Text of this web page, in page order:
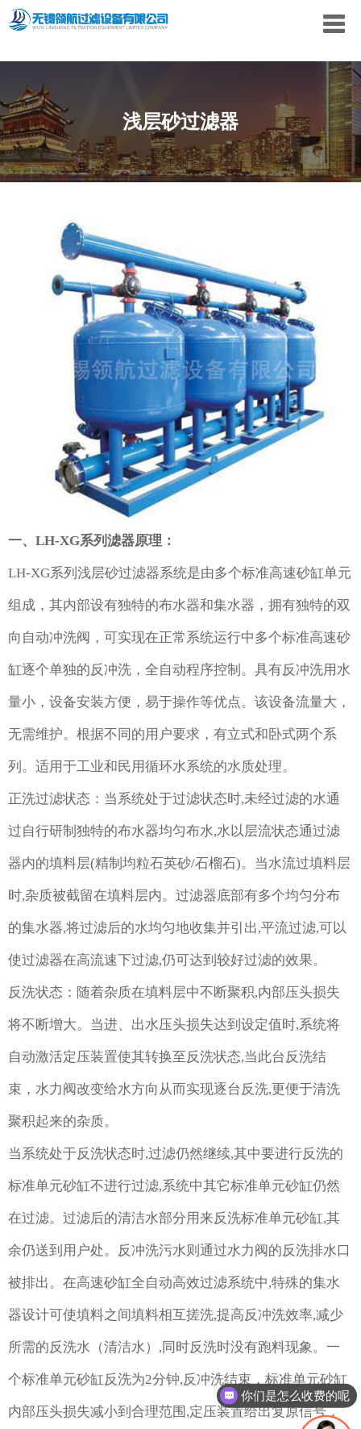
浅层砂过滤器
一、LH-XG系列滤器原理：
LH-XG系列 浅层砂过滤器系统是由多个标准高速砂缸单元
组成，其内部设有独特的布水器和集水器，拥有独特的双
向自动冲洗阀，可实现在正常系统运行中多个标准高速砂
缸逐个单独的反冲洗，全自动程序控制。具有反冲洗用水
量小，设备安装方便，易于操作等优点。该设备流量大，
无需维护。根据不同的用户要求，有立式和卧式两个系
列。适用于工业和民用循环水系统的水质处理。
正洗过滤状态：当系统处于过滤状态时,未经过滤的水通
过自行研制独特的布水器均匀布水,水以层流状态通过滤
器内的填料层(精制均粒石英砂/石榴石)。当水流过填料层
时,杂质被截留在填料层内。过滤器底部有多个均匀分布
的集水器,将过滤后的水均匀地收集并引出,平流过滤,可以
使过滤器在高流速下过滤,仍可达到较好过滤的效果。
反洗状态：随着杂质在填料层中不断聚积,内部压头损失
将不断增大。当进、出水压头损失达到设定值时,系统将
自动激活定压装置使其转换至反洗状态,当此台反洗结
束，水力阀改变给水方向从而实现逐台反洗,更便于清洗
聚积起来的杂质。
当系统处于反洗状态时,过滤仍然继续,其中要进行反洗的
标准单元砂缸不进行过滤,系统中其它标准单元砂缸仍然
在过滤。过滤后的清洁水部分用来反洗标准单元砂缸,其
余仍送到用户处。反冲洗污水则通过水力阀的反洗排水口
被排出。在高速砂缸全自动高效过滤系统中,特殊的集水
器设计可使填料之间填料相互搓洗,提高反冲洗效率,减少
所需的反洗水（清洁水）,同时反洗时没有跑料现象。一
个标准单元砂缸反洗为2分钟,反冲洗结束，标准单元砂缸
内部压头损失减小到合理范围,定压装置给出复原信号，
你们是怎么收费的呢